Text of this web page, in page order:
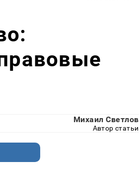
Михаил Светлов
Автор статьи